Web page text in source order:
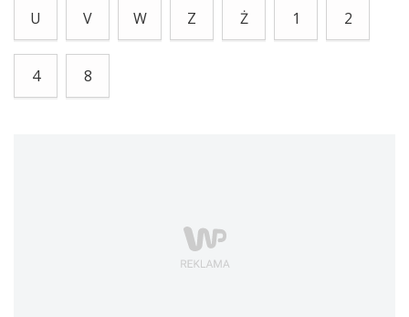
U V W Z Ż 1 2
4 8